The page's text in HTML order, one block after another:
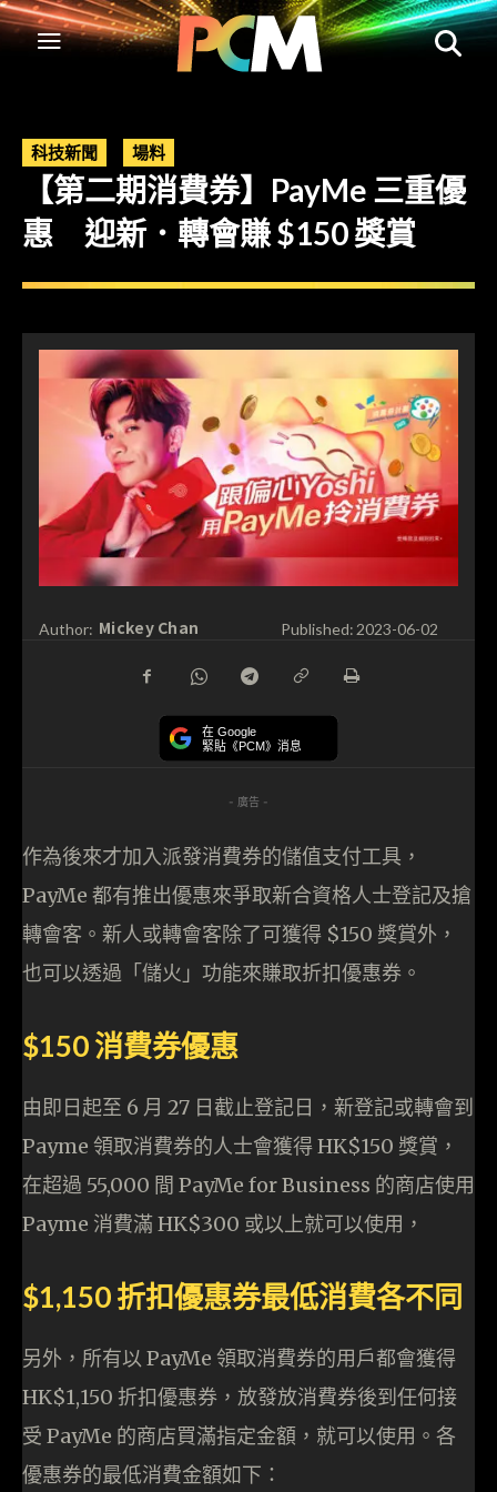
科技新聞 場料
【第二期消費券】PayMe 三重優
惠 迎新．轉會賺 $150 獎賞
Author: Mickey Chan Published: 2023-06-02
在 Google
緊貼《PCM》消息
- 廣告 -
作為後來才加入派發消費券的儲值支付工具，
PayMe 都有推出優惠來爭取新合資格人士登記及搶
轉會客。新人或轉會客除了可獲得 $150 獎賞外，
也可以透過「儲火」功能來賺取折扣優惠券。
$150 消費券優惠
由即日起至 6 月 27 日截止登記日，新登記或轉會到
Payme 領取消費券的人士會獲得 HK$150 獎賞，
在超過 55,000 間 PayMe for Business 的商店使用
Payme 消費滿 HK$300 或以上就可以使用，
$1,150 折扣優惠券最低消費各不同
另外，所有以 PayMe 領取消費券的用戶都會獲得
HK$1,150 折扣優惠券，放發放消費券後到任何接
受 PayMe 的商店買滿指定金額，就可以使用。各
優惠券的最低消費金額如下：